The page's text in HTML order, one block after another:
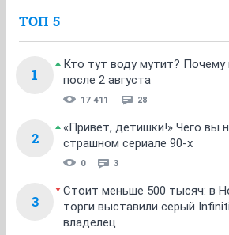
ТОП 5
1
Кто тут воду мутит? Почему
после 2 августа
17 411 28
2
«Привет, детишки!» Чего вы
страшном сериале 90-х
0 3
3
Стоит меньше 500 тысяч: в
торги выставили серый
владелец